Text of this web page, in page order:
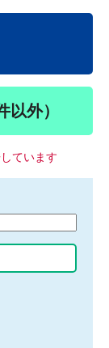
外）
ています